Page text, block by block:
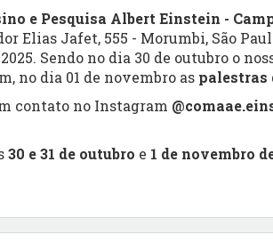
e Pesquisa Albert Einstein -
Elias Jafet, 555 - Morumbi, São
Sendo no dia 30 de outubro o
no dia 01 de novembro as palestras
contato no Instagram
30 e 31 de outubro e 1 de novembro